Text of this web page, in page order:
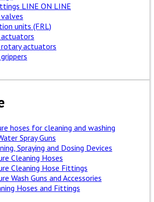
LINE ON LINE
units (FRL)
actuators
hoses for cleaning and washing
Spray Guns
Spraying and Dosing Devices
Cleaning Hoses
Cleaning Hose Fittings
Wash Guns and Accessories
Hoses and Fittings